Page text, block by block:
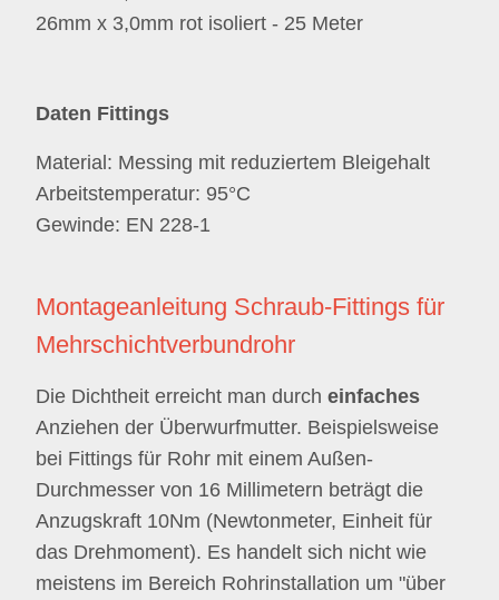
26mm x 3,0mm rot isoliert - 25 Meter
Daten Fittings
Material: Messing mit reduziertem Bleigehalt
Arbeitstemperatur: 95°C
Gewinde: EN 228-1
Montageanleitung Schraub-Fittings für
Mehrschichtverbundrohr
Die Dichtheit erreicht man durch einfaches
Anziehen der Überwurfmutter. Beispielsweise
bei Fittings für Rohr mit einem Außen-
Durchmesser von 16 Millimetern beträgt die
Anzugskraft 10Nm (Newtonmeter, Einheit für
das Drehmoment). Es handelt sich nicht wie
meistens im Bereich Rohrinstallation um "über